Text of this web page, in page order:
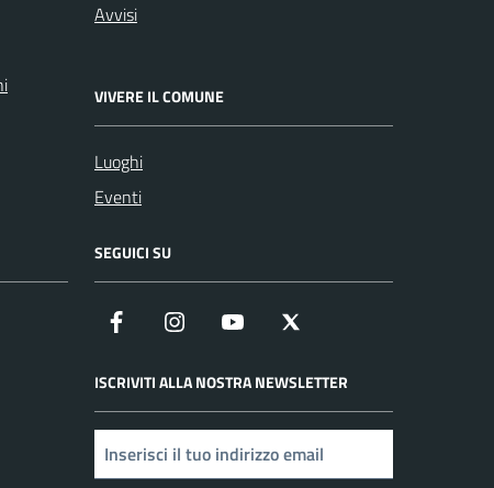
Avvisi
VIVERE IL COMUNE
Luoghi
Eventi
SEGUICI SU
Facebook Instagram YouTube
ISCRIVITI ALLA NOSTRA NEWSLETTER